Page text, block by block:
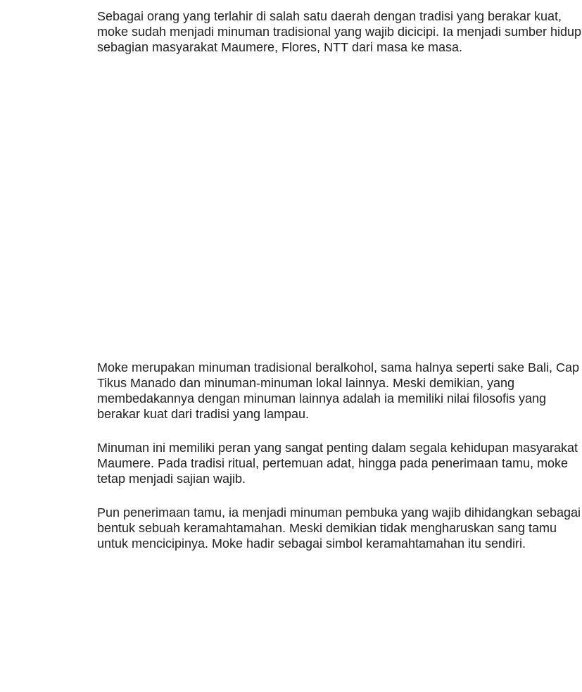
Sebagai orang yang terlahir di salah satu daerah dengan tradisi yang berakar kuat,
moke sudah menjadi minuman tradisional yang wajib dicicipi. Ia menjadi sumber hidup
sebagian masyarakat Maumere, Flores, NTT dari masa ke masa.
Moke merupakan minuman tradisional beralkohol, sama halnya seperti sake Bali, Cap
Tikus Manado dan minuman-minuman lokal lainnya. Meski demikian, yang
membedakannya dengan minuman lainnya adalah ia memiliki nilai filosofis yang
berakar kuat dari tradisi yang lampau.
Minuman ini memiliki peran yang sangat penting dalam segala kehidupan masyarakat
Maumere. Pada tradisi ritual, pertemuan adat, hingga pada penerimaan tamu, moke
tetap menjadi sajian wajib.
Pun penerimaan tamu, ia menjadi minuman pembuka yang wajib dihidangkan sebagai
bentuk sebuah keramahtamahan. Meski demikian tidak mengharuskan sang tamu
untuk mencicipinya. Moke hadir sebagai simbol keramahtamahan itu sendiri.